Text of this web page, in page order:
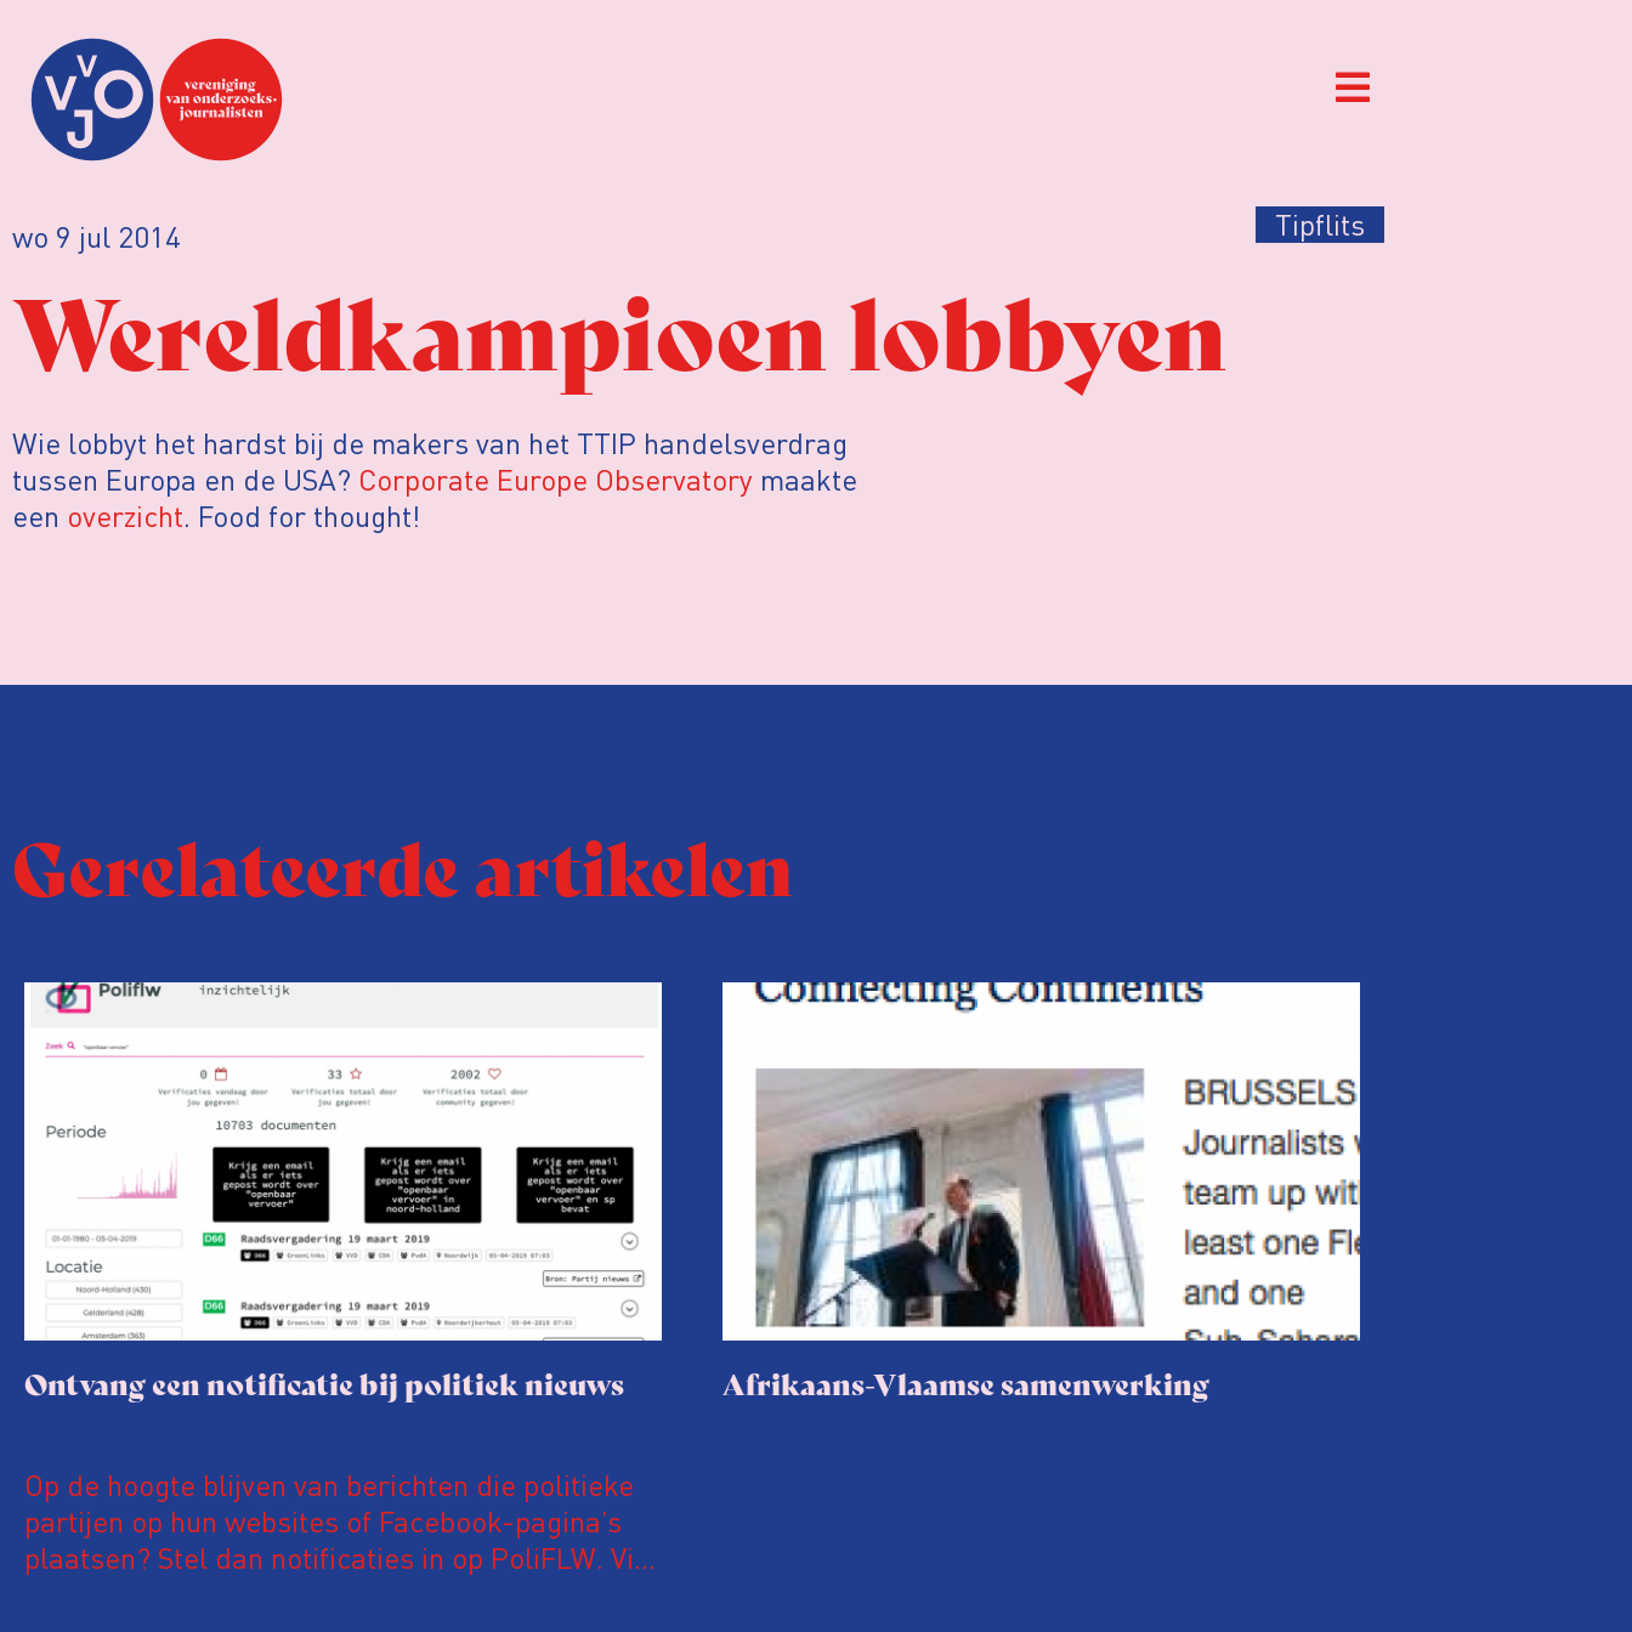
wo 9 jul 2014 Tipflits
Wereldkampioen lobbyen
Wie lobbyt het hardst bij de makers van het TTIP handelsverdrag
tussen Europa en de USA? Corporate Europe Observatory maakte
een overzicht. Food for thought!
Gerelateerde artikelen
Ontvang een notificatie bij politiek nieuws
Op de hoogte blijven van berichten die politieke
partijen op hun websites of Facebook-pagina’s
plaatsen? Stel dan notificaties in op PoliFLW. Via
Afrikaans-Vlaamse samenwerking